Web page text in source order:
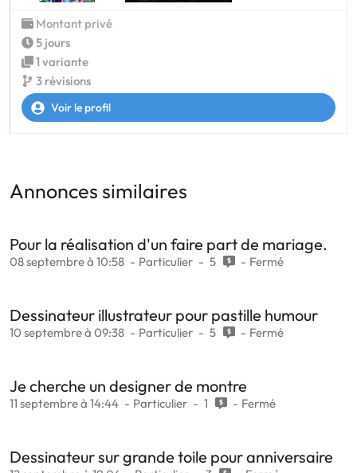
Montant privé
5 jours
1 variante
3 révisions
Voir le profil
Annonces similaires
Pour la réalisation d'un faire part de mariage.
08 septembre à 10:58 Particulier 5 Fermé
Dessinateur illustrateur pour pastille humour
10 septembre à 09:38 Particulier 5 Fermé
Je cherche un designer de montre
11 septembre à 14:44 Particulier 1 Fermé
Dessinateur sur grande toile pour anniversaire